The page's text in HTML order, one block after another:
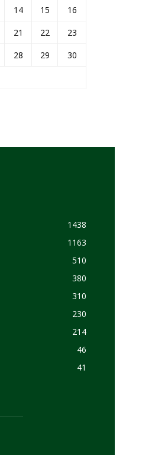
14 15
16
21 22
23
28 29
30
1438
1163
510
380
310
230
214
46
41